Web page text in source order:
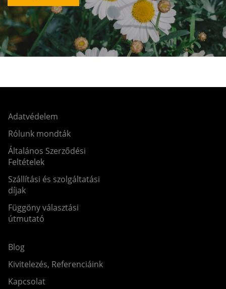
Adatvédelem
Rólunk mondták
Általános Szerződési
Feltételek
Szállítási és szolgáltatási
díjak
Függöny választási
útmutató
Blog
Kivitelezés, Referenciáink
Kapcsolat